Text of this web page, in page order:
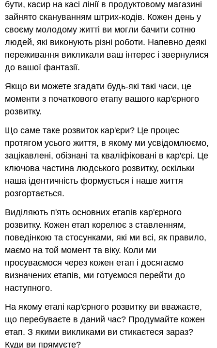
бути, касир на касі лінії в продуктовому магазині
зайнято скануванням штрих-кодів. Кожен день у
своєму молодому житті ви могли бачити сотню
людей, які виконують різні роботи. Напевно деякі
переживання викликали ваш інтерес і звернулися
до вашої фантазії.
Якщо ви можете згадати будь-які такі часи, це
моменти з початкового етапу вашого кар'єрного
розвитку.
Що саме таке розвиток кар'єри? Це процес
протягом усього життя, в якому ми усвідомлюємо,
зацікавлені, обізнані та кваліфіковані в кар'єрі. Це
ключова частина людського розвитку, оскільки
наша ідентичність формується і наше життя
розгортається.
Виділяють п'ять основних етапів кар'єрного
розвитку. Кожен етап корелює з ставленням,
поведінкою та стосунками, які ми всі, як правило,
маємо на той момент та віку. Коли ми
просуваємося через кожен етап і досягаємо
визначених етапів, ми готуємося перейти до
наступного.
На якому етапі кар'єрного розвитку ви вважаєте,
що перебуваєте в даний час? Продумайте кожен
етап. З якими викликами ви стикаєтеся зараз?
Куди ви прямуєте?